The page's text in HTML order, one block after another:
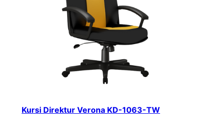
Kursi Direktur Verona KD-1063-TW